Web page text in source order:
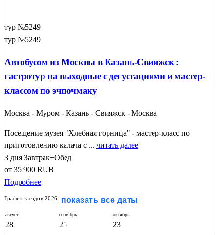
тур №5249
тур №5249
Автобусом из Москвы в Казань-Свияжск :
гастротур на выходные с дегустациями и мастер-
классом по эчпочмаку
Москва - Муром - Казань - Свияжск - Москва
Посещение музея "Хлебная горница" - мастер-класс по
приготовлению калача с ... читать далее
3 дня Завтрак+Обед
от 35 900 RUB
Подробнее
График заездов 2026: показать все даты
август
28
сентябрь
25
октябрь
23